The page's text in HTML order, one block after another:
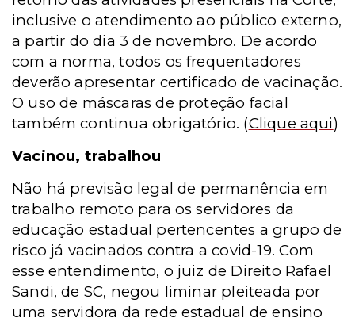
inclusive o atendimento ao público externo,
a partir do dia 3 de novembro. De acordo
com a norma, todos os frequentadores
deverão apresentar certificado de vacinação.
O uso de máscaras de proteção facial
também continua obrigatório. (Clique aqui)
Vacinou, trabalhou
Não há previsão legal de permanência em
trabalho remoto para os servidores da
educação estadual pertencentes a grupo de
risco já vacinados contra a covid-19. Com
esse entendimento, o juiz de Direito Rafael
Sandi, de SC, negou liminar pleiteada por
uma servidora da rede estadual de ensino